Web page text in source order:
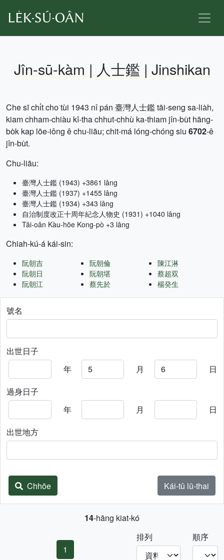
Jîn-sū-kàm | 人士鑑 | Jinshikan
Che sī chi̍t cho͘ tùi 1943 nî pán 臺灣人士鑑 tāi-seng sa-lia̍h,
kiam chham-chiàu kî-tha chhut-chhù ka-thiam jîn-bu̍t hāng-
bo̍k kap lōe-iông ê chu-liāu; chit-má lóng-chóng siu 6702-ê
jîn-bu̍t.
Chu-liāu:
臺灣人士鑑 (1943) +3861 lâng
臺灣人士鑑 (1937) +1455 lâng
臺灣人士鑑 (1934) +343 lâng
自治制度改正十周年紀念人物史 (1931) +1040 lâng
Tâi-oân Kàu-hōe Kong-pò +3 lâng
Chiah-kú-á kái-sin:
阮朝吉
阮朝日
阮朝江
阮朝倫
阮朝堪
蔡先於
陳江淋
蔡超双
楊癸生
號名
出世日子
年
月
日
過身日子
年
月
日
出世地方
Chhōe Kái-tû lū-thai
14-hāng kiat-kó
1
排列 順序